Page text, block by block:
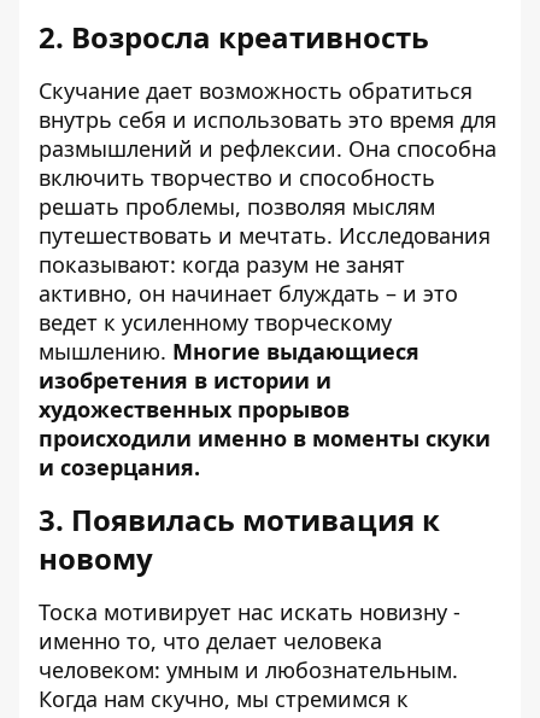
2. Возросла креативность
Скучание дает возможность обратиться
внутрь себя и использовать это время для
размышлений и рефлексии. Она способна
включить творчество и способность
решать проблемы, позволяя мыслям
путешествовать и мечтать. Исследования
показывают: когда разум не занят
активно, он начинает блуждать – и это
ведет к усиленному творческому
мышлению. Многие выдающиеся
изобретения в истории и
художественных прорывов
происходили именно в моменты скуки
и созерцания.
3. Появилась мотивация к
новому
Тоска мотивирует нас искать новизну -
именно то, что делает человека
человеком: умным и любознательным.
Когда нам скучно, мы стремимся к